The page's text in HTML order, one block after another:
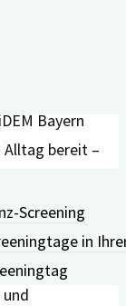
Screening
in
und
zu
Bayern
bereit –
nutzbar,
Menschen mit
pflegende An-